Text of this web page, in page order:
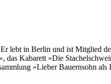
lebt in Berlin und ist Mitglied
Kabarett »Die
»Lieber Bauernsohn